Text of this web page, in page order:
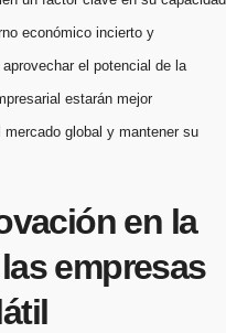
económico incierto y
el potencial de la
estarán mejor
global y mantener su
en la
empresas